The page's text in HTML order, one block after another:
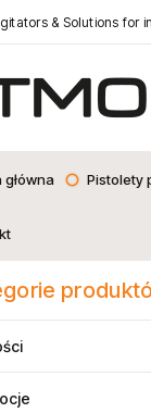
& Solutions for
Pistolety